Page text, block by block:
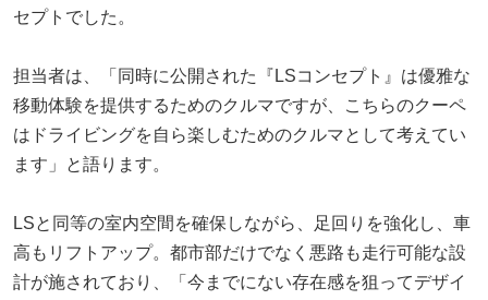
セプトでした。
担当者は、「同時に公開された『LSコンセプト』は優雅な
移動体験を提供するためのクルマですが、こちらのクーペ
はドライビングを自ら楽しむためのクルマとして考えてい
ます」と語ります。
LSと同等の室内空間を確保しながら、足回りを強化し、車
高もリフトアップ。都市部だけでなく悪路も走行可能な設
計が施されており、「今までにない存在感を狙ってデザイ